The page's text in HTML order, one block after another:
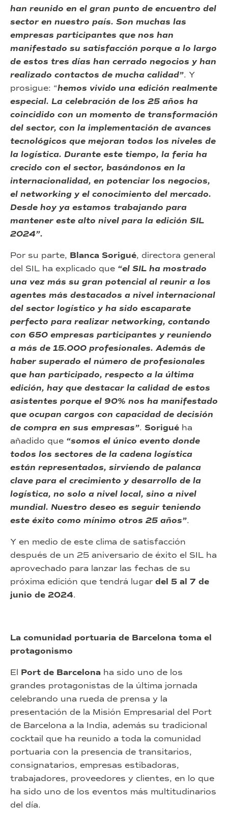
han reunido en el gran punto de encuentro del
sector en nuestro país. Son muchas las
empresas participantes que nos han
manifestado su satisfacción porque a lo largo
de estos tres días han cerrado negocios y han
realizado contactos de mucha calidad”. Y
prosigue: “hemos vivido una edición realmente
especial. La celebración de los 25 años ha
coincidido con un momento de transformación
del sector, con la implementación de avances
tecnológicos que mejoran todos los niveles de
la logística. Durante este tiempo, la feria ha
crecido con el sector, basándonos en la
internacionalidad, en potenciar los negocios,
el networking y el conocimiento del mercado.
Desde hoy ya estamos trabajando para
mantener este alto nivel para la edición SIL
2024”.
Por su parte, Blanca Sorigué, directora general
del SIL ha explicado que “el SIL ha mostrado
una vez más su gran potencial al reunir a los
agentes más destacados a nivel internacional
del sector logístico y ha sido escaparate
perfecto para realizar networking, contando
con 650 empresas participantes y reuniendo
a más de 15.000 profesionales. Además de
haber superado el número de profesionales
que han participado, respecto a la última
edición, hay que destacar la calidad de estos
asistentes porque el 90% nos ha manifestado
que ocupan cargos con capacidad de decisión
de compra en sus empresas”. Sorigué ha
añadido que “somos el único evento donde
todos los sectores de la cadena logística
están representados, sirviendo de palanca
clave para el crecimiento y desarrollo de la
logística, no solo a nivel local, sino a nivel
mundial. Nuestro deseo es seguir teniendo
este éxito como mínimo otros 25 años”.
Y en medio de este clima de satisfacción
después de un 25 aniversario de éxito el SIL ha
aprovechado para lanzar las fechas de su
próxima edición que tendrá lugar del 5 al 7 de
junio de 2024.
La comunidad portuaria de Barcelona toma el
protagonismo
El Port de Barcelona ha sido uno de los
grandes protagonistas de la última jornada
celebrando una rueda de prensa y la
presentación de la Misión Empresarial del Port
de Barcelona a la India, además su tradicional
cocktail que ha reunido a toda la comunidad
portuaria con la presencia de transitarios,
consignatarios, empresas estibadoras,
trabajadores, proveedores y clientes, en lo que
ha sido uno de los eventos más multitudinarios
del día.